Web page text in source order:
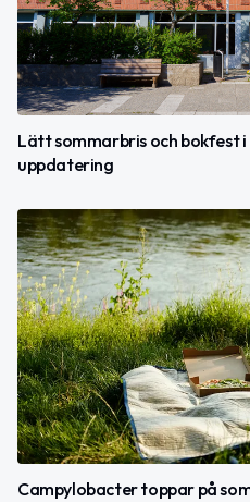
Lätt sommarbris och bokfest
uppdatering
Campylobacter toppar på